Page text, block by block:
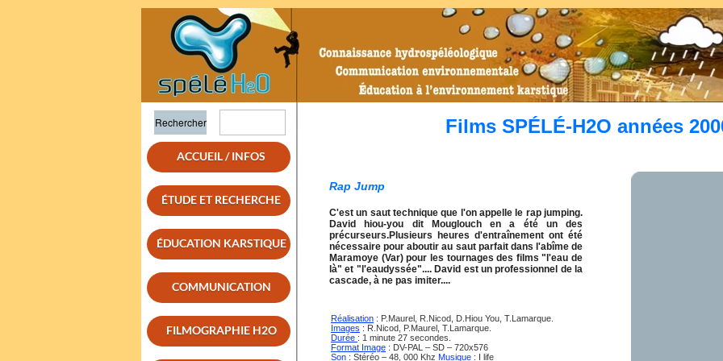
Films SPÉLÉ-H2O années
ACCUEIL / INFOS
ÉTUDE ET RECHERCHE
ÉDUCATION KARSTIQUE
COMMUNICATION
FILMOGRAPHIE H2O
Rap Jump
C'est un saut technique que l'on appelle le rap jumping.
David hiou-you dit Mouglouch en a été un des
précurseurs.Plusieurs heures d'entraînement ont été
nécessaire pour aboutir au saut parfait dans l'abîme de
Maramoye (Var) pour les tournages des films "l'eau de
là" et "l'eaudyssée".... David est un professionnel de la
cascade, à ne pas imiter....
Réalisation : P.Maurel, R.Nicod, D.Hiou You, T.Lamarque.
Images : R.Nicod, P.Maurel, T.Lamarque.
Durée : 1 minute 27 secondes.
Format Image : DV-PAL – SD – 720x576
Son : Stéréo – 48, 000 Khz Musique : I life